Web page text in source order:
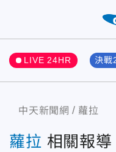
LIVE 24HR 決戰
中天新聞網 蘿拉
蘿拉 相關報導